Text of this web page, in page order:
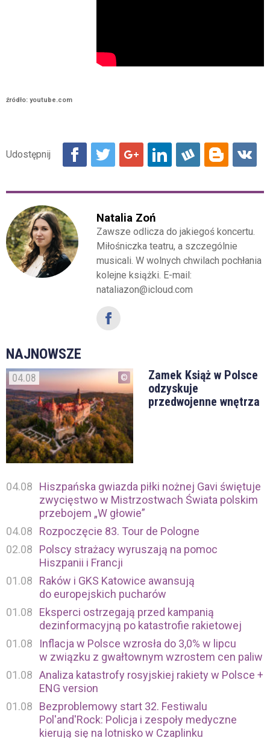
źródło: youtube.com
Natalia Zoń
Zawsze odlicza do jakiegoś koncertu.
Miłośniczka teatru, a szczególnie
musicali. W wolnych chwilach pochłania
kolejne książki. E-mail:
nataliazon@icloud.com
NAJNOWSZE
04.08
Zamek Książ w Polsce
odzyskuje
przedwojenne wnętrza
04.08
Hiszpańska gwiazda piłki nożnej Gavi świętuje
zwycięstwo w Mistrzostwach Świata polskim
przebojem „W głowie”
04.08
Rozpoczęcie 83. Tour de Pologne
02.08
Polscy strażacy wyruszają na pomoc
Hiszpanii i Francji
01.08
Raków i GKS Katowice awansują
do europejskich pucharów
01.08
Eksperci ostrzegają przed kampanią
dezinformacyjną po katastrofie rakietowej
01.08
Inflacja w Polsce wzrosła do 3,0% w lipcu
w związku z gwałtownym wzrostem cen paliw
01.08 Analiza katastrofy rosyjskiej rakiety w Polsce +
ENG version
01.08
Bezproblemowy start 32. Festiwalu
Pol'and'Rock: Policja i zespoły medyczne
kierują się na lotnisko w Czaplinku